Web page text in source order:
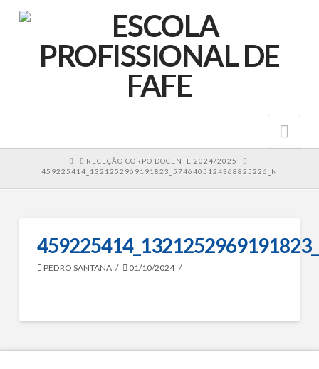
HOMERECEÇÃO CORPO DOCENTE 2024/2025
459225414_1321252969191823_5746405124368825226_N
PEDRO SANTANA 01/10/2024